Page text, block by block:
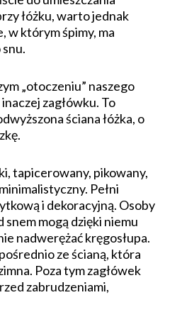
łóżku, warto jednak
w którym śpimy, ma
„otoczeniu” naszego
zagłówku. To
ściana łóżka, o
tapicerowany, pikowany,
Pełni
i dekoracyjną. Osoby
mogą dzięki niemu
nadwerężać kręgosłupa.
ze ścianą, która
Poza tym zagłówek
zabrudzeniami,